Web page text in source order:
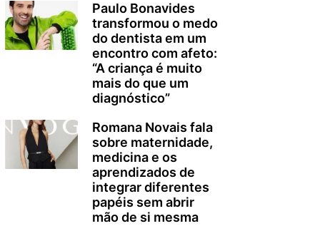
Paulo Bonavides
transformou o medo
do dentista em um
encontro com afeto:
“A criança é muito
mais do que um
diagnóstico”
Romana Novais fala
sobre maternidade,
medicina e os
aprendizados de
integrar diferentes
papéis sem abrir
mão de si mesma